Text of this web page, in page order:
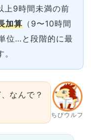
上9時間未満の前
加算（9〜10時間
位…と段階的に最
ちびウルフ
なんで？